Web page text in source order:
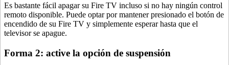
Es bastante fácil apagar su Fire TV incluso si no hay ningún control
remoto disponible. Puede optar por mantener presionado el botón de
encendido de su Fire TV y simplemente esperar hasta que el
televisor se apague.
Forma 2: active la opción de suspensión